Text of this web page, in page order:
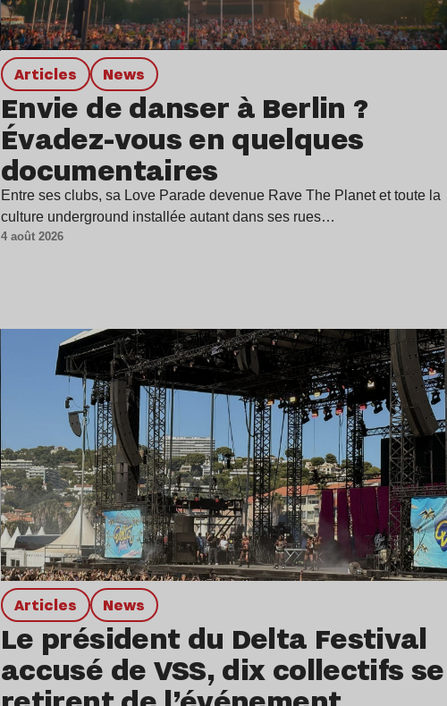
Articles news
Envie de danser à Berlin ?
Évadez-vous en quelques
documentaires
Entre ses clubs, sa Love Parade devenue Rave The Planet et toute la
culture underground installée autant dans ses rues…
4 août 2026
Articles news
Le président du Delta Festival
accusé de VSS, dix collectifs se
Lire l’article